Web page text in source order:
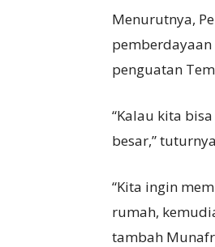
Menurutnya,
penguatan
“Kalau kita
besar,”
“Kita ingin
rumah,
tambah